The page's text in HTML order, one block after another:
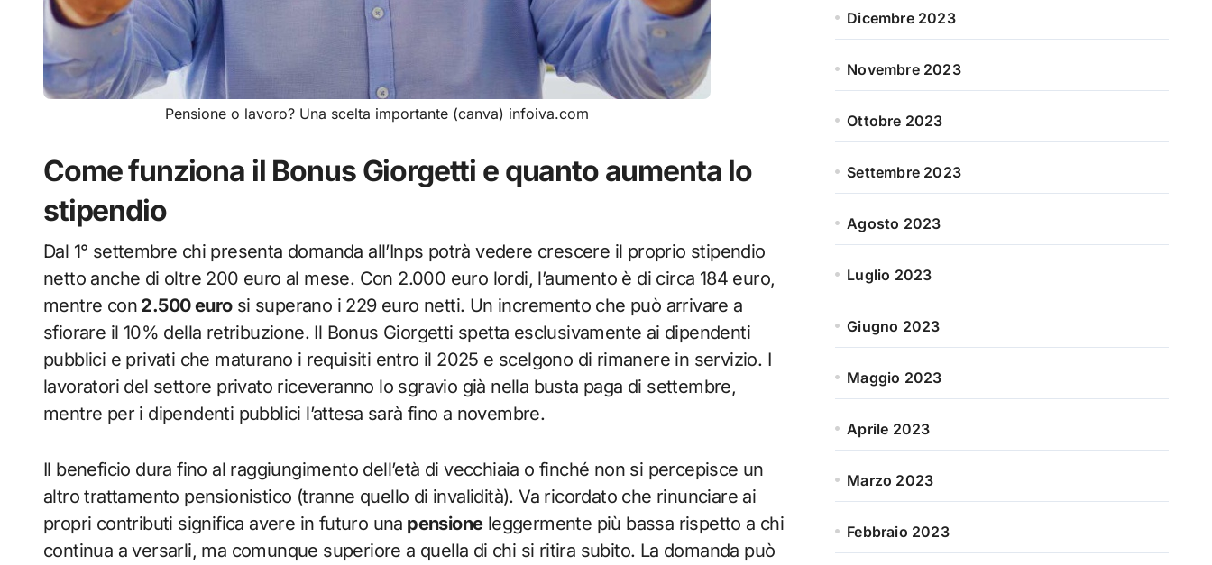
Pensione o lavoro? Una scelta importante (canva) infoiva.com
Come funziona il Bonus Giorgetti e quanto aumenta lo
stipendio
Dal 1° settembre chi presenta domanda all’Inps potrà vedere crescere il proprio stipendio
netto anche di oltre 200 euro al mese. Con 2.000 euro lordi, l’aumento è di circa 184 euro,
mentre con 2.500 eurosi superano i 229 euro netti. Un incremento che può arrivare a
sfiorare il 10% della retribuzione. Il Bonus Giorgetti spetta esclusivamente ai dipendenti
pubblici e privati che maturano i requisiti entro il 2025 e scelgono di rimanere in servizio. I
lavoratori del settore privato riceveranno lo sgravio già nella busta paga di settembre,
mentre per i dipendenti pubblici l’attesa sarà fino a novembre.
Il beneficio dura fino al raggiungimento dell’età di vecchiaia o finché non si percepisce un
altro trattamento pensionistico (tranne quello di invalidità). Va ricordato che rinunciare ai
propri contributi significa avere in futuro una pensioneleggermente più bassa rispetto a chi
continua a versarli, ma comunque superiore a quella di chi si ritira subito. La domanda può
Dicembre 2023
Novembre 2023
Ottobre 2023
Settembre 2023
Agosto 2023
Luglio 2023
Giugno 2023
Maggio 2023
Aprile 2023
Marzo 2023
Febbraio 2023